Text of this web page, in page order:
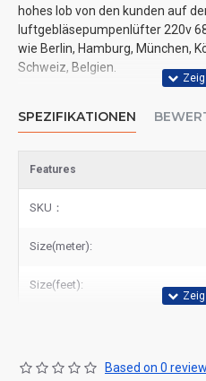
hohes lob von den kunden auf
luftgebläsepumpenlüfter 220v
wie Berlin, Hamburg, München,
Schweiz, Belgien.
SPEZIFIKATIONEN
Features
SKU：
Size(meter):
Size(feet):
Based on 0